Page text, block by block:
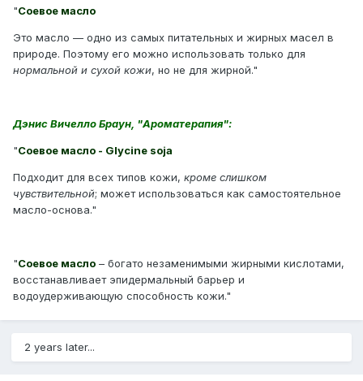
"Соевое масло
Это масло — одно из самых питательных и жирных масел в
природе. Поэтому его можно использовать только для
нормальной и сухой кожи, но не для жирной."
Дэнис Вичелло Браун, "Ароматерапия":
"Соевое масло - Glycine soja
Подходит для всех типов кожи, кроме слишком
чувствительной; может использоваться как самостоятельное
масло-основа."
"Соевое масло – богато незаменимыми жирными кислотами,
восстанавливает эпидермальный барьер и
водоудерживающую способность кожи."
2 years later...